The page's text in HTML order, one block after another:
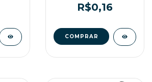
R$0,16